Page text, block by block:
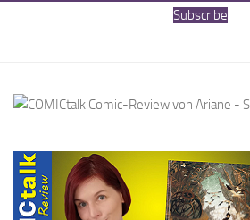
Subscribe